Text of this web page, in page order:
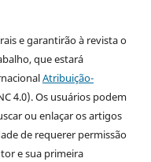
e garantirão à revista o
que estará
Atribuição-
4.0). Os usuários podem
ou enlaçar os artigos
de requerer permissão
e sua primeira